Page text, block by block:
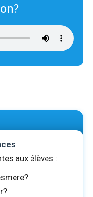
aux élèves :